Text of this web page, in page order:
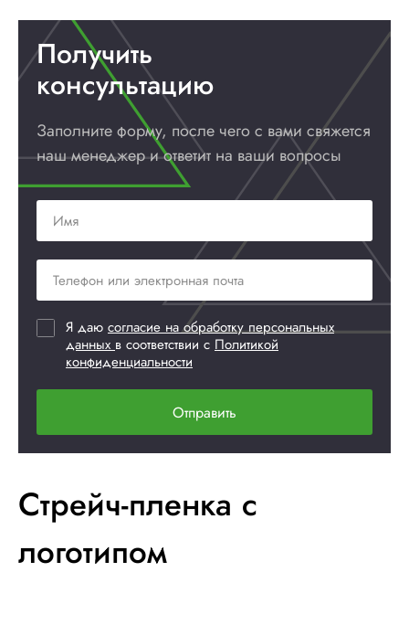
Получить
консультацию
Заполните форму, после чего с вами свяжется
наш менеджер и ответит на ваши вопросы
Я даю согласие на обработку персональных
данных в соответствии с Политикой
конфиденциальности
Отправить
Стрейч-пленка с
логотипом